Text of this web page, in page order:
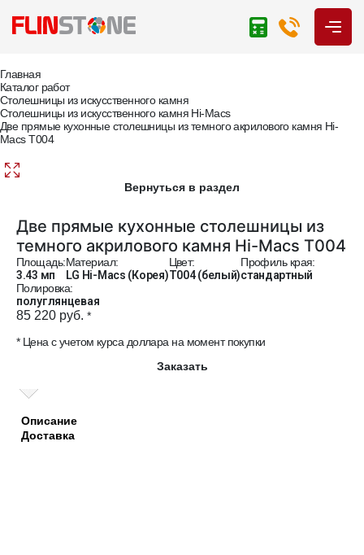
Главная
Каталог работ
Столешницы из искусственного камня
Столешницы из искусственного камня Hi-Macs
Две прямые кухонные столешницы из темного акрилового камня Hi-
Macs T004
Вернуться в раздел
Две прямые кухонные столешницы из
темного акрилового камня Hi-Macs T004
Площадь:
3.43 мп
Материал:
LG Hi-Macs (Корея)
Цвет:
T004 (белый)
Профиль края:
стандартный
Полировка:
полуглянцевая
85 220 руб. *
* Цена с учетом курса доллара на момент покупки
Заказать
Описание
Доставка